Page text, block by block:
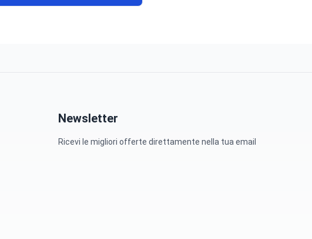
Newsletter
Ricevi le migliori offerte direttamente nella tua email